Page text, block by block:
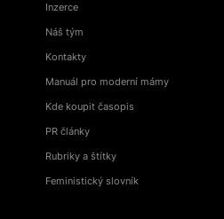
Inzerce
Náš tým
Kontakty
Manuál pro moderní mámy
Kde koupit časopis
PR články
Rubriky a štítky
Feministický slovník